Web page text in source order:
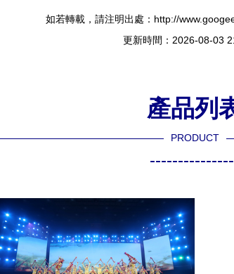
如若轉載，請注明出處：http://
更新時間：2026-08-03
產品列
PRODUCT